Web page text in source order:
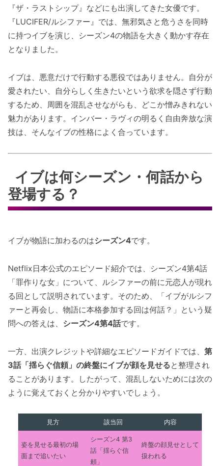
『ザ・ラストシップ』などにも出演してきた女優です。
『LUCIFER/ルシファー』では、無邪気さと危うさを同時
に持つイブを演じ、シーズン4の物語を大きく動かす存在
となりました。
イブは、悪意だけで行動する悪役ではありません。自分が
愛されたい、自分らしく生きたいという欲求を隠さず行動
するため、周囲を混乱させながらも、どこか憎みきれない
魅力があります。インバー・ラヴィの明るく自由奔放な演
技は、そんなイブの性格によく合っています。
イブは何シーズン・何話から
登場する？
イブが物語に加わるのはシーズン4です。
Netflix日本公式のエピソード紹介では、シーズン4第4話
「罪作りな女」について、ルシファーの前に元恋人が現れ
る回として説明されています。そのため、「イブがルシフ
ァーと再会し、物語に本格参加する回は何話？」という疑
問への答えは、 シーズン4第4話です。
一方、出演クレジットや詳細なエピソードガイドでは、 第
3話「揺らぐ信頼」の終盤にイブが顔を見せると整理され
ることがあります。したがって、混乱しないためには次の
ように覚えておくと分かりやすいでしょう。
見方 該当回 内容
姿を見せる最初の場
面まで追いたい
シーズン4 第3
話「揺らぐ信
頼」
終盤の顔見せとして
扱われる